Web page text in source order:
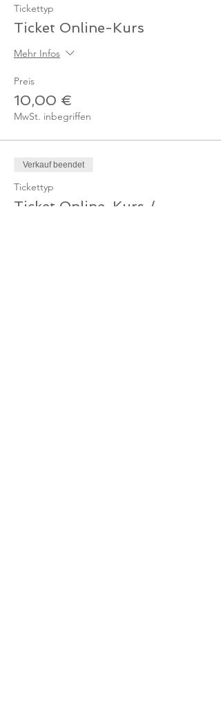
Tickettyp
Ticket Online-Kurs
Mehr Infos
Preis
10,00 €
MwSt. inbegriffen
Verkauf beendet
Tickettyp
Ticket Online-Kurs /